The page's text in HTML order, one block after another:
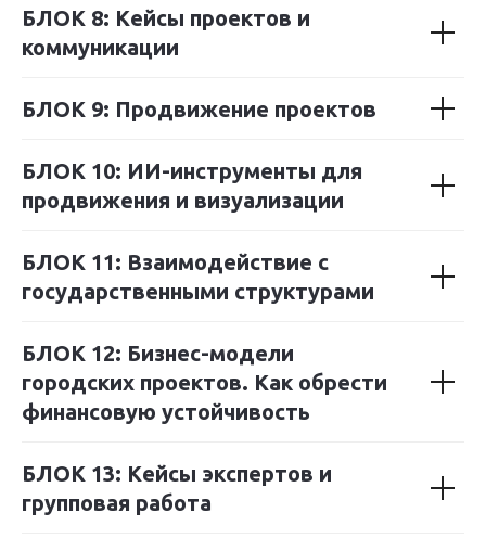
БЛОК 8: Кейсы проектов и
коммуникации
БЛОК 9: Продвижение проектов
БЛОК 10: ИИ-инструменты для
продвижения и визуализации
БЛОК 11: Взаимодействие с
государственными структурами
БЛОК 12: Бизнес-модели
городских проектов. Как обрести
финансовую устойчивость
БЛОК 13: Кейсы экспертов и
групповая работа